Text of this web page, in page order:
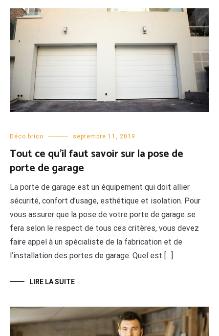
Déco brico septembre 11, 2019
Tout ce qu’il faut savoir sur la pose de
porte de garage
La porte de garage est un équipement qui doit allier
sécurité, confort d’usage, esthétique et isolation. Pour
vous assurer que la pose de votre porte de garage se
fera selon le respect de tous ces critères, vous devez
faire appel à un spécialiste de la fabrication et de
l’installation des portes de garage. Quel est […]
LIRE LA SUITE